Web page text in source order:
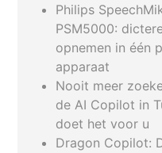
Philips
PSM5000:
opnemen in één
apparaat
Nooit meer
de AI Copilot in
doet het voor u
Dragon Copilot: